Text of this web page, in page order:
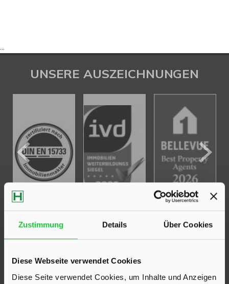
Zustimmung Details Über Cookies
Diese Webseite verwendet Cookies
Diese Seite verwendet Cookies, um Inhalte und Anzeigen
...
UNSERE AUSZEICHNUNGEN
KONTAKT